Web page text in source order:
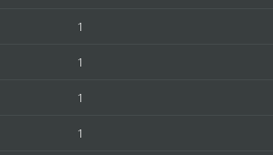
1
1
1
1